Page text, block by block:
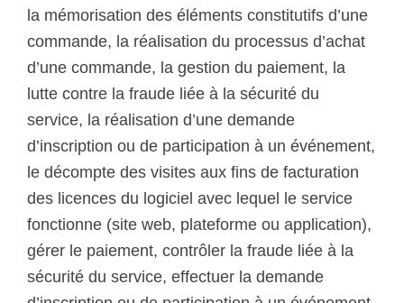
la mémorisation des éléments constitutifs d’une
commande, la réalisation du processus d’achat
d’une commande, la gestion du paiement, la
lutte contre la fraude liée à la sécurité du
service, la réalisation d’une demande
d’inscription ou de participation à un événement,
le décompte des visites aux fins de facturation
des licences du logiciel avec lequel le service
fonctionne (site web, plateforme ou application),
gérer le paiement, contrôler la fraude liée à la
sécurité du service, effectuer la demande